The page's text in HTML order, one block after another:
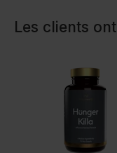
Les clients